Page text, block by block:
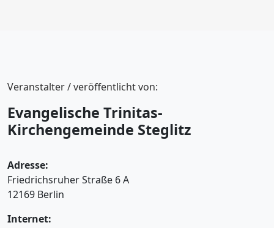
Veranstalter / veröffentlicht von:
Evangelische Trinitas-
Kirchengemeinde Steglitz
Adresse:
Friedrichsruher Straße 6 A
12169 Berlin
Internet: